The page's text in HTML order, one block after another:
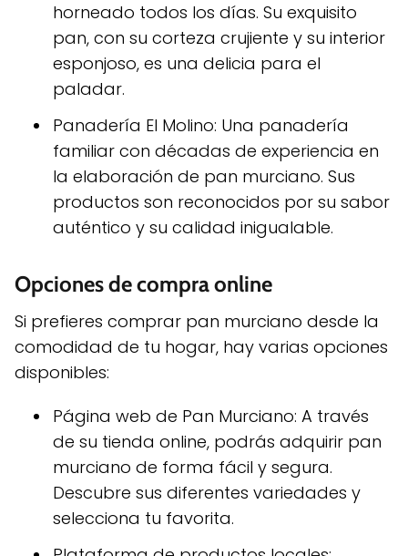
horneado todos los días. Su exquisito
pan, con su corteza crujiente y su interior
esponjoso, es una delicia para el
paladar.
Panadería El Molino: Una panadería
familiar con décadas de experiencia en
la elaboración de pan murciano. Sus
productos son reconocidos por su sabor
auténtico y su calidad inigualable.
Opciones de compra online
Si prefieres comprar pan murciano desde la
comodidad de tu hogar, hay varias opciones
disponibles:
Página web de Pan Murciano: A través
de su tienda online, podrás adquirir pan
murciano de forma fácil y segura.
Descubre sus diferentes variedades y
selecciona tu favorita.